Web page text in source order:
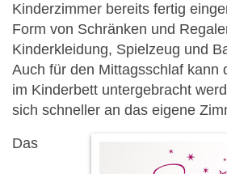
Kinderzimmer bereits fertig
Form von Schränken und
Kinderkleidung, Spielzeug und
Auch für den Mittagsschlaf kann
im Kinderbett untergebracht
sich schneller an das eigene
Das